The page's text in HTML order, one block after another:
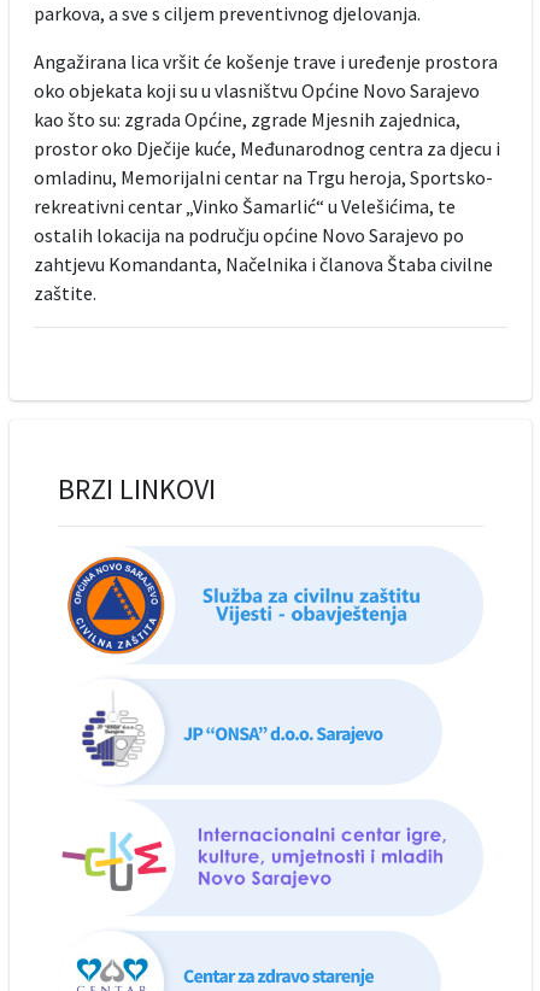
parkova, a sve s ciljem preventivnog djelovanja.
Angažirana lica vršit će košenje trave i uređenje prostora
oko objekata koji su u vlasništvu Općine Novo Sarajevo
kao što su: zgrada Općine, zgrade Mjesnih zajednica,
prostor oko Dječije kuće, Međunarodnog centra za djecu i
omladinu, Memorijalni centar na Trgu heroja, Sportsko-
rekreativni centar „Vinko Šamarlić“ u Velešićima, te
ostalih lokacija na području općine Novo Sarajevo po
zahtjevu Komandanta, Načelnika i članova Štaba civilne
zaštite.
BRZI LINKOVI